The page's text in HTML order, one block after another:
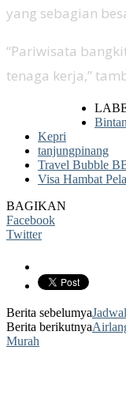
yang sebagian
“Pariwisata
tenaga kerja,”
Bintan
Kepri
tanjungpinang
Travel Bubble
Visa Hambat
BAGIKAN
Facebook
Twitter
Berita sebelumya
Berita berikutnya
Murah